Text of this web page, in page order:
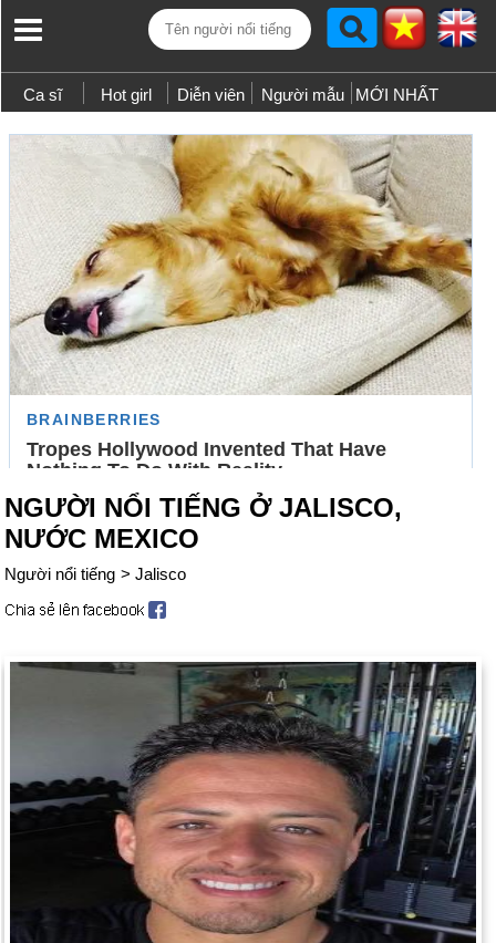
Ca sĩ Hot girl Diễn viên Người mẫu MỚI NHẤT
NGƯỜI NỔI TIẾNG Ở JALISCO,
NƯỚC MEXICO
Người nổi tiếng > Jalisco